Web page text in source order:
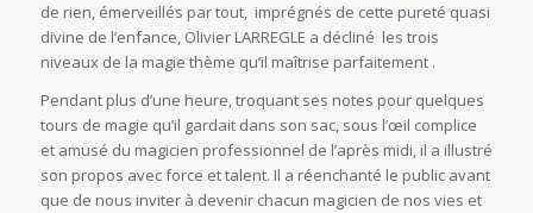
de rien, émerveillés par tout, imprégnés de cette pureté quasi
divine de l’enfance, Olivier LARREGLE a décliné les trois
niveaux de la magie thème qu’il maîtrise parfaitement .
Pendant plus d’une heure, troquant ses notes pour quelques
tours de magie qu’il gardait dans son sac, sous l’œil complice
et amusé du magicien professionnel de l’après midi, il a illustré
son propos avec force et talent. Il a réenchanté le public avant
que de nous inviter à devenir chacun magicien de nos vies et